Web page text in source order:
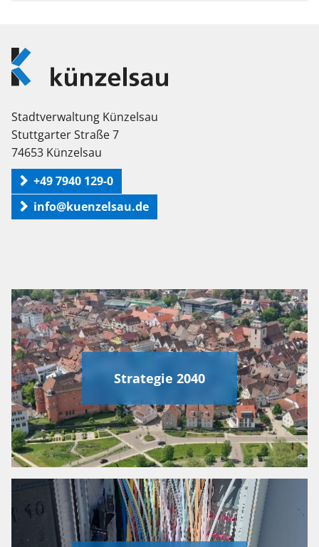
Logo
Künzelsau
Stadtverwaltung Künzelsau
Stuttgarter Straße 7
74653 Künzelsau
+49 7940 129-0
info@kuenzelsau.de
Strategie 2040